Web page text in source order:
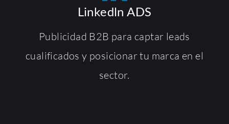
Linkedln ADS
Publicidad B2B para captar leads
cualificados y posicionar tu marca en el
sector.